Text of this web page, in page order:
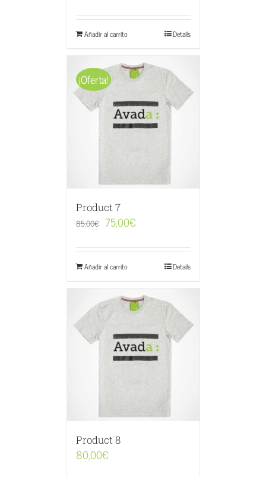
Añadir al carrito Details
¡Oferta!
Product 7
85,00€ 75,00€
Añadir al carrito Details
Product 8
80,00€